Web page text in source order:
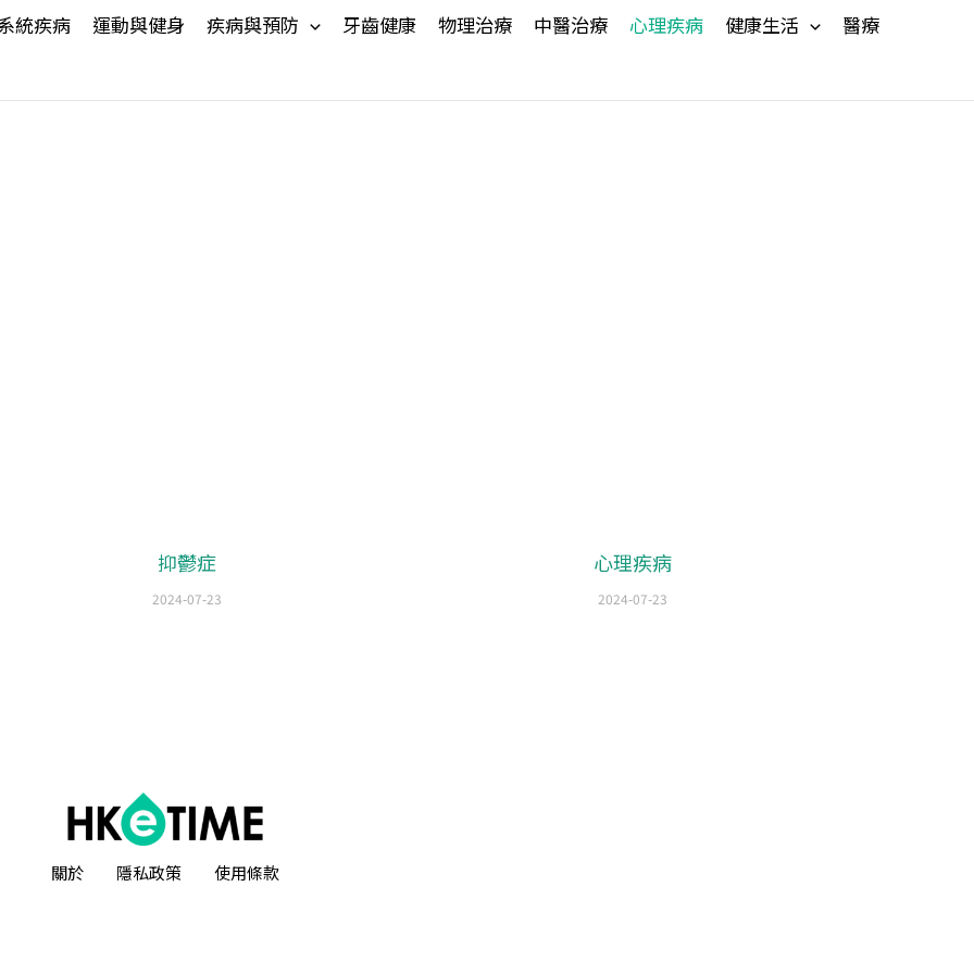
統疾病 運動與健身 疾病與預防 牙齒健康 物理治療 中醫治療 心理疾病 健康生活
醫療
抑鬱症
2024-07-23
心理疾病
2024-07-23
關於 隱私政策 使用條款
sem公司 |網頁設計| 網頁設計公司